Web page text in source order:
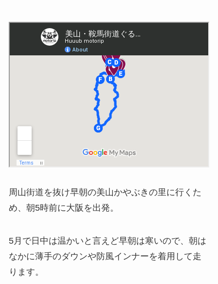
周山街道を抜け早朝の美山かやぶきの里に行くた
め、朝5時前に大阪を出発。
5月で日中は温かいと言えど早朝は寒いので、朝は
なかに薄手のダウンや防風インナーを着用して走
ります。